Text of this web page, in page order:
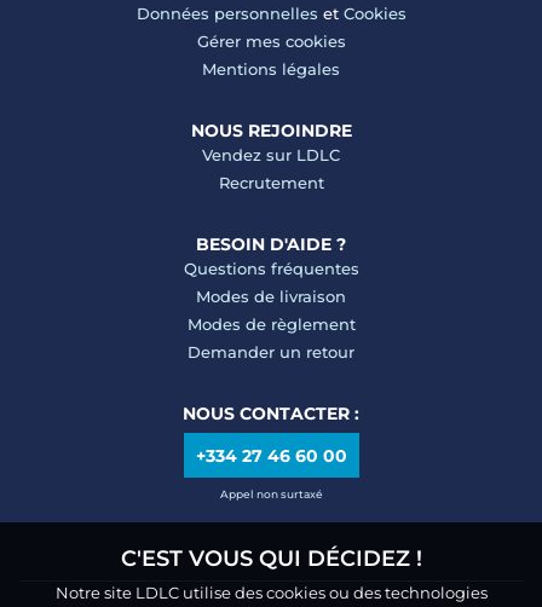
Données personnelles et Cookies
Gérer mes cookies
Mentions légales
NOUS REJOINDRE
Vendez sur LDLC
Recrutement
BESOIN D'AIDE ?
Questions fréquentes
Modes de livraison
Modes de règlement
Demander un retour
NOUS CONTACTER :
+334 27 46 60 00
Appel non surtaxé
C'EST VOUS QUI DÉCIDEZ !
Notre site LDLC utilise des cookies ou des technologies